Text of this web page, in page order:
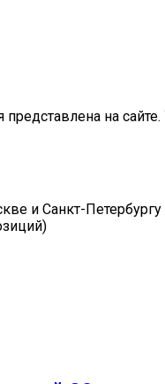
на
и Санкт-Петербургу